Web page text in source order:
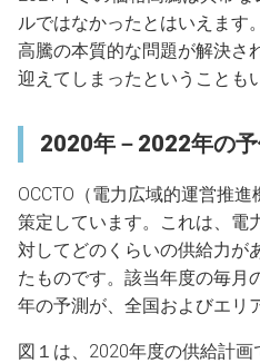
ルではなかったとはいえます
高騰の本質的な問題が解決さ
迎えてしまったということも
2020年－2022年の
OCCTO（電力広域的運営推
策定しています。これは、電
対してどのくらいの供給力が
たものです。該当年度の毎月
年の予測が、全国およびエリ
図１は、2020年度の供給計